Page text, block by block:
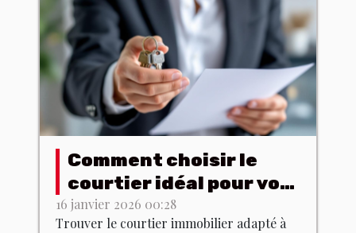
Comment choisir le
courtier idéal pour vos
besoins immobiliers ?
16 janvier 2026 00:28
Trouver le courtier immobilier adapté à